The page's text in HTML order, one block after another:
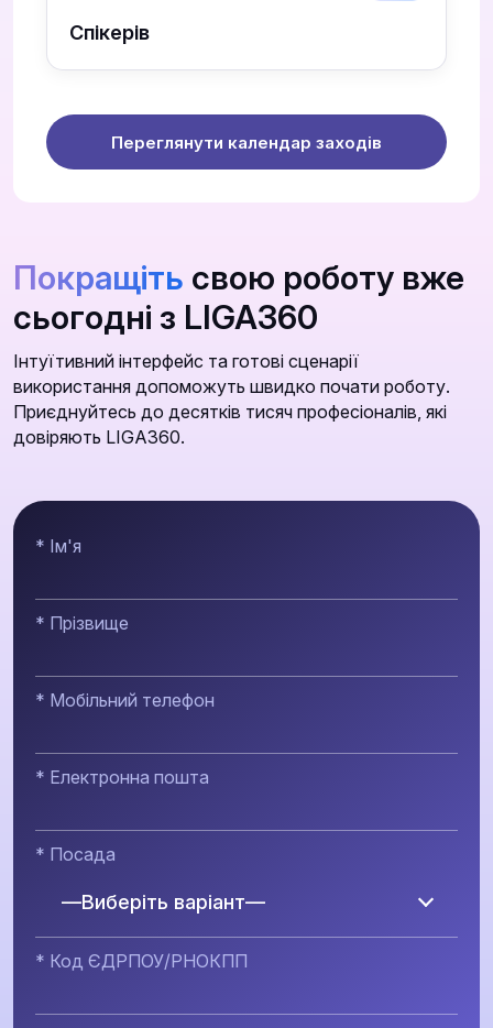
Спікерів
Переглянути календар заходів
Покращіть свою роботу вже
сьогодні з LIGA360
Інтуїтивний інтерфейс та готові сценарії
використання допоможуть швидко почати роботу.
Приєднуйтесь до десятків тисяч професіоналів, які
довіряють LIGA360.
* Ім'я
* Прізвище
* Мобільний телефон
* Електронна пошта
* Посада
—Виберіть варіант—
* Код ЄДРПОУ/РНОКПП